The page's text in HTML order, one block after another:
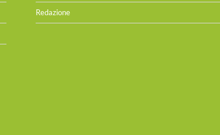
Redazione